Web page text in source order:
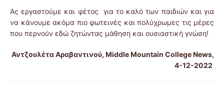
Ας εργαστούμε και φέτος για το καλό των παιδιών και για
να κάνουμε ακόμα πιο φωτεινές και πολύχρωμες τις μέρες
που περνούν εδώ ζητώντας μάθηση και ουσιαστική γνώση!
Αντζουλέτα Αραβαντινού, Middle Mountain College News,
4-12-2022